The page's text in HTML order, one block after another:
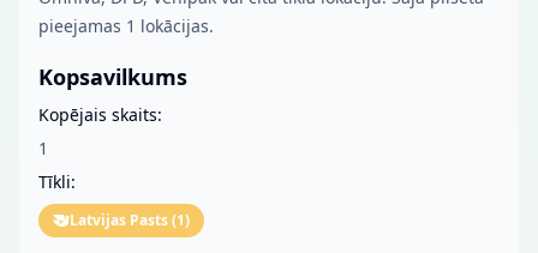
pieejamas 1 lokācijas.
Kopsavilkums
Kopējais skaits:
1
Tīkli:
Latvijas Pasts(1)